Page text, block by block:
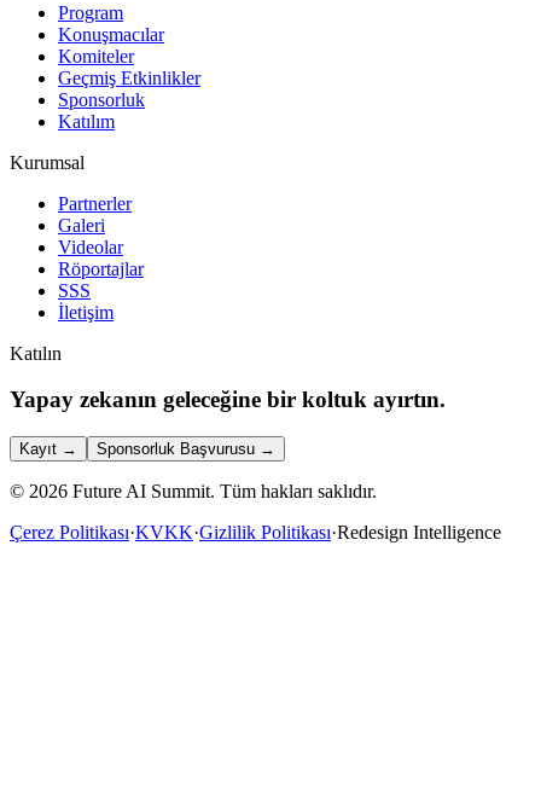
Program
Konuşmacılar
Komiteler
Geçmiş Etkinlikler
Sponsorluk
Katılım
Kurumsal
Partnerler
Galeri
Videolar
Röportajlar
SSS
İletişim
Katılın
Yapay zekanın geleceğine bir koltuk ayırtın.
Kayıt → Sponsorluk Başvurusu →
© 2026 Future AI Summit. Tüm hakları saklıdır.
Çerez Politikası·KVKK·Gizlilik Politikası·Redesign Intelligence